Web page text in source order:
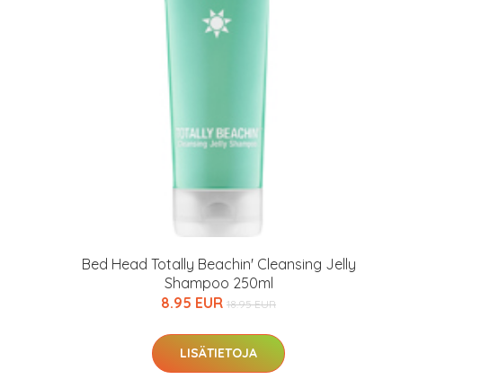
Bed Head Totally Beachin' Cleansing Jelly
Shampoo 250ml
8.95 EUR 18.95 EUR
LISÄTIETOJA